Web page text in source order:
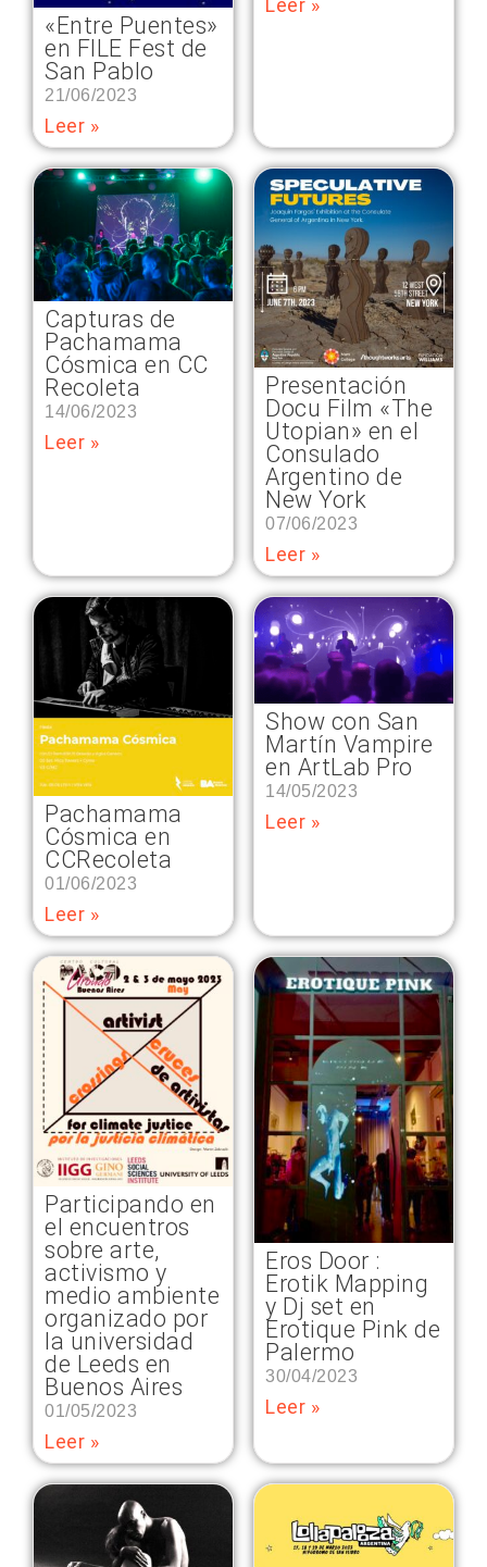
«Entre Puentes»
en FILE Fest de
San Pablo
21/06/2023
Leer »
Leer »
Capturas de
Pachamama
Cósmica en CC
Recoleta
14/06/2023
Leer »
Presentación
Docu Film «The
Utopian» en el
Consulado
Argentino de
New York
07/06/2023
Leer »
Pachamama
Cósmica en
CCRecoleta
01/06/2023
Leer »
Show con San
Martín Vampire
en ArtLab Pro
14/05/2023
Leer »
Participando en
el encuentros
sobre arte,
activismo y
medio ambiente
organizado por
la universidad
de Leeds en
Buenos Aires
01/05/2023
Leer »
Eros Door :
Erotik Mapping
y Dj set en
Erotique Pink de
Palermo
30/04/2023
Leer »